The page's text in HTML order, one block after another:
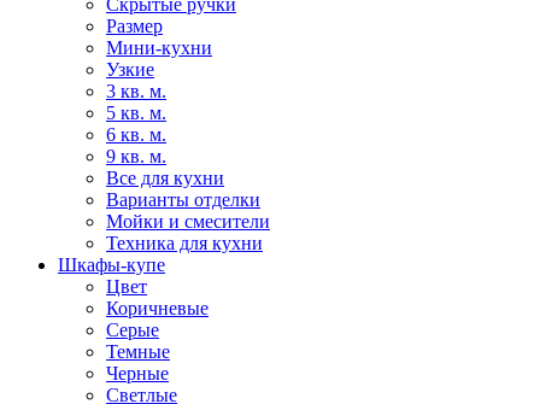
Скрытые ручки
Размер
Мини-кухни
Узкие
3 кв. м.
5 кв. м.
6 кв. м.
9 кв. м.
Все для кухни
Варианты отделки
Мойки и смесители
Техника для кухни
Шкафы-купе
Цвет
Коричневые
Серые
Темные
Черные
Светлые